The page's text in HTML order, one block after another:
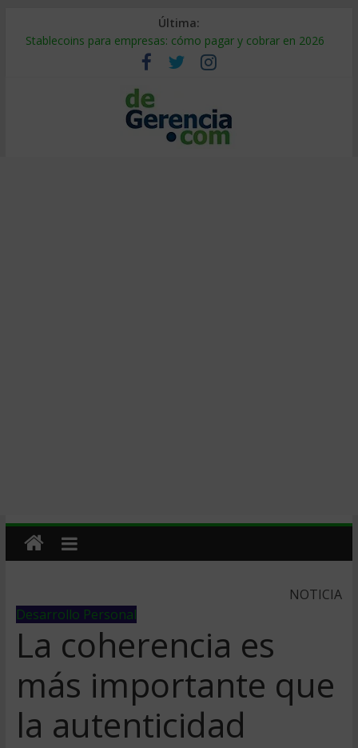
Última:
Stablecoins para empresas: cómo pagar y cobrar en 2026
Despido silencioso: qué es y por qué sale tan caro
IA en selección de personal: cómo auditarla a tiempo
Trabajo forzoso en la cadena de suministro: qué hacer
Mercado hispano de EE. UU.: cómo segmentarlo y venderle
NOTICIA
Desarrollo Personal
La coherencia es
más importante que
la autenticidad